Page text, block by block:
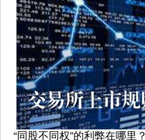
“同股不同权”的利弊在哪里？